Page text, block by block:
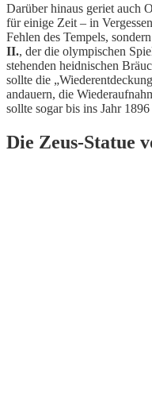
Darüber hinaus geriet auch
für einige Zeit – in
Fehlen des Tempels,
II., der die olympischen
stehenden heidnischen
sollte die
andauern, die
sollte sogar bis ins Jahr
Die Zeus-Statue